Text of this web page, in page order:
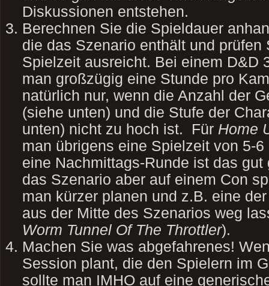
Diskussionen entstehen.
Berechnen Sie die Spieldauer
die das Szenario enthält und prüfen
Spielzeit ausreicht. Bei einem D&D
man großzügig eine Stunde pro
natürlich nur, wenn die Anzahl der
(siehe unten) und die Stufe der
unten) nicht zu hoch ist. Für Home
man übrigens eine Spielzeit von 5-
eine Nachmittags-Runde ist das
das Szenario aber auf einem Con
man kürzer planen und z.B. eine
aus der Mitte des Szenarios weg
Worm Tunnel Of The Throttler).
Machen Sie was abgefahrenes!
Session plant, die den Spielern im
sollte man IMHO auf eine